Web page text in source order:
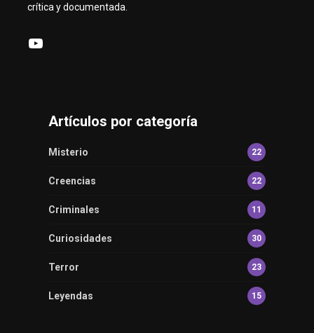
crítica y documentada.
YouTube
Artículos por categoría
Misterio 22
Creencias 22
Criminales 11
Curiosidades 30
Terror 23
Leyendas 15